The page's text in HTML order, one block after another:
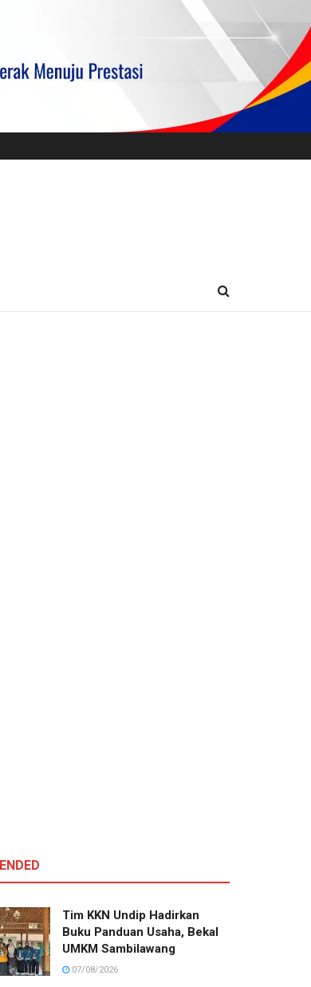
Tim KKN Undip Hadirkan
Buku Panduan Usaha, Bekal
UMKM Sambilawang
07/08/2026